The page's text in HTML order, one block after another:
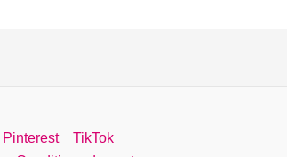
Pinterest
TikTok